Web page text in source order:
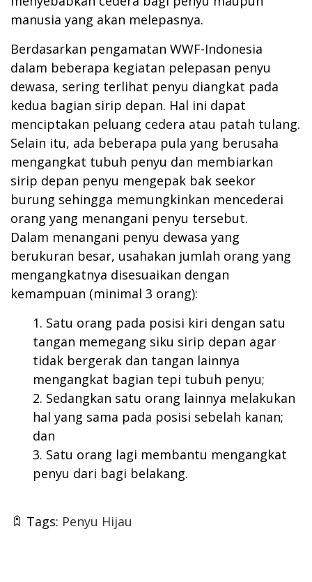
manusia yang akan melepasnya.
Berdasarkan pengamatan WWF-Indonesia
dalam beberapa kegiatan pelepasan penyu
dewasa, sering terlihat penyu diangkat pada
kedua bagian sirip depan. Hal ini dapat
menciptakan peluang cedera atau patah tulang.
Selain itu, ada beberapa pula yang berusaha
mengangkat tubuh penyu dan membiarkan
sirip depan penyu mengepak bak seekor
burung sehingga memungkinkan mencederai
orang yang menangani penyu tersebut.
Dalam menangani penyu dewasa yang
berukuran besar, usahakan jumlah orang yang
mengangkatnya disesuaikan dengan
kemampuan (minimal 3 orang):
Satu orang pada posisi kiri dengan satu
tangan memegang siku sirip depan agar
tidak bergerak dan tangan lainnya
mengangkat bagian tepi tubuh penyu;
Sedangkan satu orang lainnya melakukan
hal yang sama pada posisi sebelah kanan;
dan
Satu orang lagi membantu mengangkat
penyu dari bagi belakang.
Tags: Penyu Hijau